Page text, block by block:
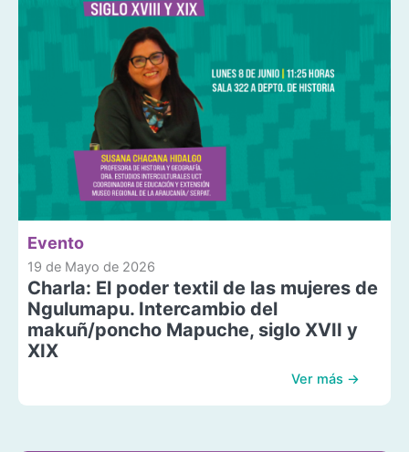
Evento
19 de Mayo de 2026
Charla: El poder textil de las mujeres de
Ngulumapu. Intercambio del
makuñ/poncho Mapuche, siglo XVII y
XIX
Ver más →